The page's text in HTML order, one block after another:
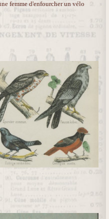
femme d'enfourcher un vélo